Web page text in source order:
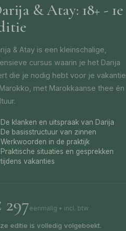
& Atay: 18+ - 1e
& Atay is een kleinschalige,
cursus waarin je het Darija
die je nodig hebt voor je vakantie
met Marokkaanse thee én
De klanken en uitspraak van Darija
De basisstructuur van zinnen
Werkwoorden in de praktijk
Praktische situaties en gesprekken
tijdens vakanties
eenmalig • incl. btw
editie is volledig volgeboekt.